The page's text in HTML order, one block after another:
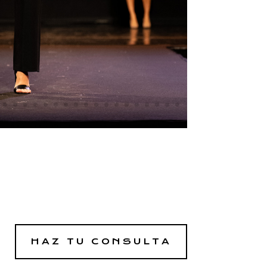
HAZ TU CONSULTA